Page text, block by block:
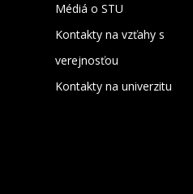
Médiá o STU
Kontakty na vzťahy s
verejnosťou
Kontakty na univerzitu